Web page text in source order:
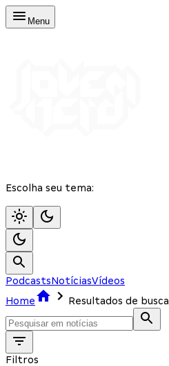
Menu
Escolha seu tema:
PodcastsNotíciasVídeos
Home
Resultados de busca
Filtros